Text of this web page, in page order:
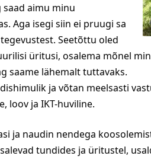
aimu minu
Aga isegi siin ei pruugi sa
Seetõttu oled
üritusi, osalema mõnel
saame lähemalt tuttavaks.
ja võtan meelsasti
loov ja IKT-huviline.
ja naudin nendega
tundides ja üritustel,